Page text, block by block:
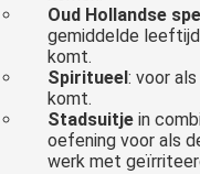
Oud Hollandse
gemiddelde
komt.
Spiritueel: voor
komt.
Stadsuitje in
oefening voor als
werk met